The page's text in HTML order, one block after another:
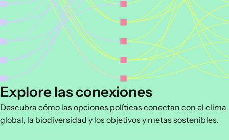
Explore las conexiones
Descubra cómo las opciones políticas conectan con el clima
global, la biodiversidad y los objetivos y metas sostenibles.